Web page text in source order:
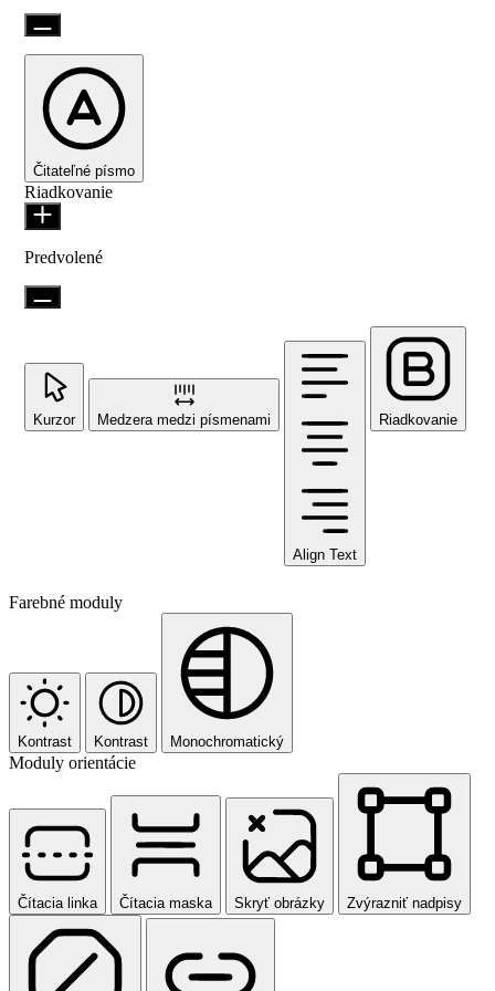
Čitateľné písmo
Riadkovanie
Predvolené
Kurzor Medzera medzi písmenami
Align Text
Riadkovanie
Farebné moduly
Kontrast Kontrast Monochromatický
Moduly orientácie
Čítacia linka Čítacia maska Skryť obrázky Zvýrazniť nadpisy